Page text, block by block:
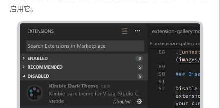
启用它。